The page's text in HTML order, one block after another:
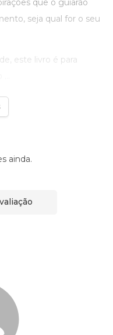
que o guiarão
seja qual for o seu
este livro é para
ainda.